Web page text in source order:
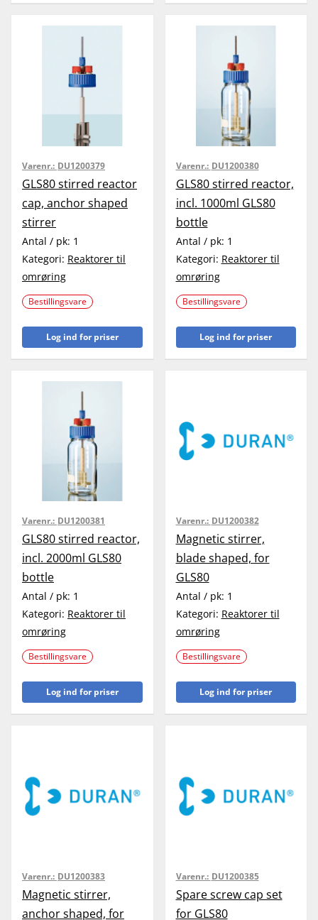
Varenr.: DU1200379
GLS80 stirred reactor
cap, anchor shaped
stirrer
Antal / pk: 1
Kategori: Reaktorer til
omrøring
Bestillingsvare
Log ind for priser
Varenr.: DU1200380
GLS80 stirred reactor,
incl. 1000ml GLS80
bottle
Antal / pk: 1
Kategori: Reaktorer til
omrøring
Bestillingsvare
Log ind for priser
Varenr.: DU1200381
GLS80 stirred reactor,
incl. 2000ml GLS80
bottle
Antal / pk: 1
Kategori: Reaktorer til
omrøring
Bestillingsvare
Log ind for priser
Varenr.: DU1200382
Magnetic stirrer,
blade shaped, for
GLS80
Antal / pk: 1
Kategori: Reaktorer til
omrøring
Bestillingsvare
Log ind for priser
Varenr.: DU1200383
Magnetic stirrer,
anchor shaped, for
Varenr.: DU1200385
Spare screw cap set
for GLS80